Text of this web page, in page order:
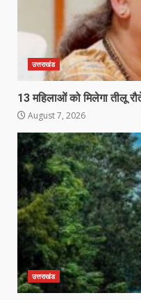
उत्तराखंड
13 महिलाओं को मिलेगा तीलू
August 7, 2026
उत्तराखंड